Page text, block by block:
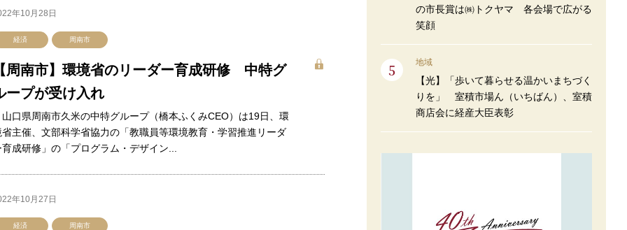
年10月28日
経済 周南市
周南市】環境省のリーダー育成研修 中特グ
ープが受け入れ
口県周南市久米の中特グループ（橋本ふくみCEO）は19日、環
省主催、文部科学省協力の「教職員等環境教育・学習推進リーダ
成研修」の「プログラム・デザイン...
年10月27日
経済 周南市
の市長賞は㈱トクヤマ 各会場で広がる
笑顔
地域
【光】「歩いて暮らせる温かいまちづく
りを」 室積市場ん（いちばん）、室積
商店会に経産大臣表彰